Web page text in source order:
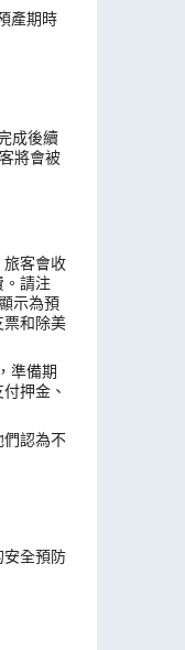
產期時
成後續
將會被
旅客會收
。請注
示為預
票和除美
準備期
押金、
們認為不
安全預防